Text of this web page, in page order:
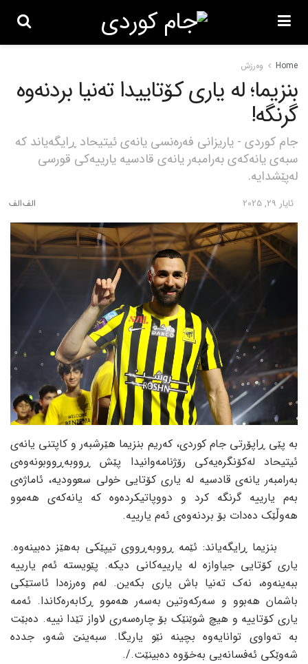
Home وەرزش
بنزیما؛ لە یاری کۆتاییدا تەنیا بردنەوە
گرنگە!
جام کوردی - یاریزانی فەرەنسی یانەی ئیتیحاد ڕایگەیاند کە
سبەی یانەکەی بەرامبەر یانەی قادسیە یارییەکی قورسی
لەپێشدایە.
ئایار 29, 2025
بە پێی ڕاپۆرتی جام کوردی، کەریم بنزیما هێرشبەر و کاپتنی یانەی
ئیتیحاد لەکۆنگرەیەکی رۆژنامەوانیدا پێش ڕووبەڕووبونەوەی
بەرامبەر یانەی قادسیە لە یاری کۆتایی خولی سعوودیە، ئاماژەی
بەم یارییە گرنگە کرد و دووپاتیکردەوە کە یانەکەی هەموو
هەوڵێک دەدات بۆ بردنەوەی ئەم یارییە.
بنزیما ڕایگەیاند: ئێمە ڕووبەڕووی تیپێکی بەهێز دەبینەوە.
یاری کۆتایی جیاوازە لە یارییەکانی دیکە. پێویستە ئەم یارییە
ببەینەوە، نەک تەنیا باش یاری بکەین. لەم وەرزەدا ئاستێکی
باشمان هەبوو و سەرکەوتین بەسەر هەموو ڕکابەرەکاندا. ئەمە
یاری کۆتاییە و هیچ شوێنێک بۆ چارەسەری لاواز تێدا نییە. دەبێت
بە تەواوی توانایەوه بچینه نێو یاریگا. سبەینێ شەو، جددە
شەوێکی ئەفسانەیی بەخۆوە دەبینێت./.